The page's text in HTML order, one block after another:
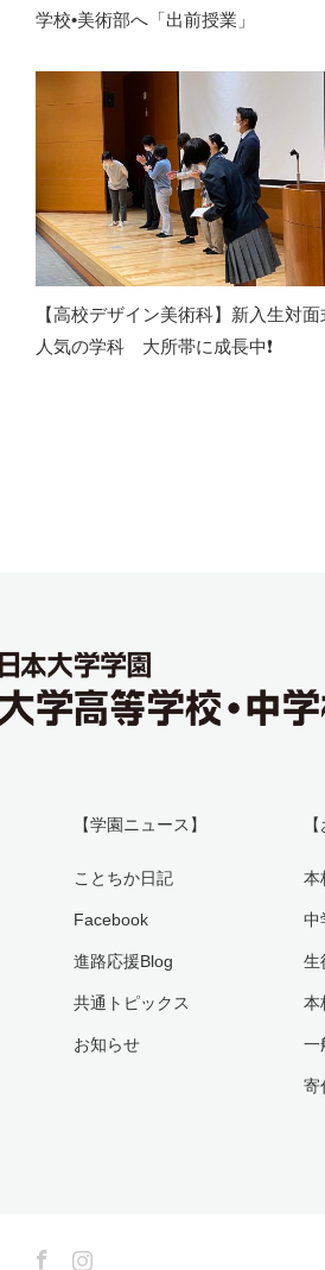
学校•美術部へ「出前授業」
【高校デザイン美術科】新入生対面
人気の学科 大所帯に成長中❗️
【学園ニュース】
ことちか日記
Facebook
進路応援Blog
共通トピックス
お知らせ
本
中
生
本
一
寄